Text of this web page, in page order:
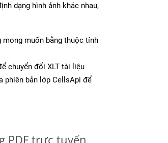
dạng hình ảnh khác nhau,
mong muốn bằng thuộc tính
chuyển đổi XLT tài liệu
phiên bản lớp CellsApi để
PDF trực tuyến